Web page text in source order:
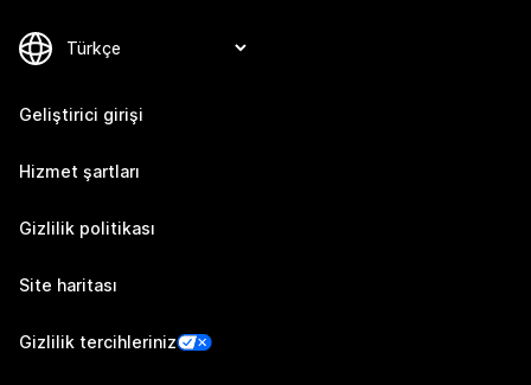
Geliştirici girişi
Hizmet şartları
Gizlilik politikası
Site haritası
Gizlilik tercihleriniz